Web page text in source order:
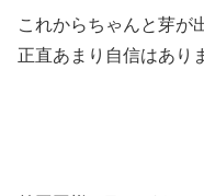
これからちゃんと芽が
正直あまり自信はあり